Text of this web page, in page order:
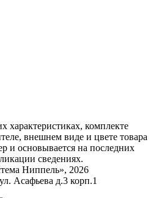
характеристиках, комплекте
внешнем виде и цвете товара
и основывается на последних
сведениях.
Ниппель», 2026
Асафьева д.3 корп.1